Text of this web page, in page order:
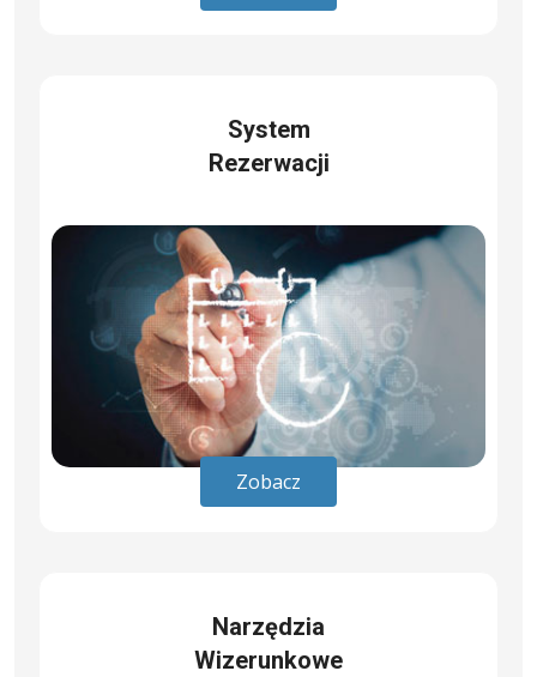
System
Rezerwacji
Zobacz
Narzędzia
Wizerunkowe